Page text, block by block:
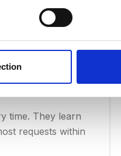
24-48
time. They learn
requests within